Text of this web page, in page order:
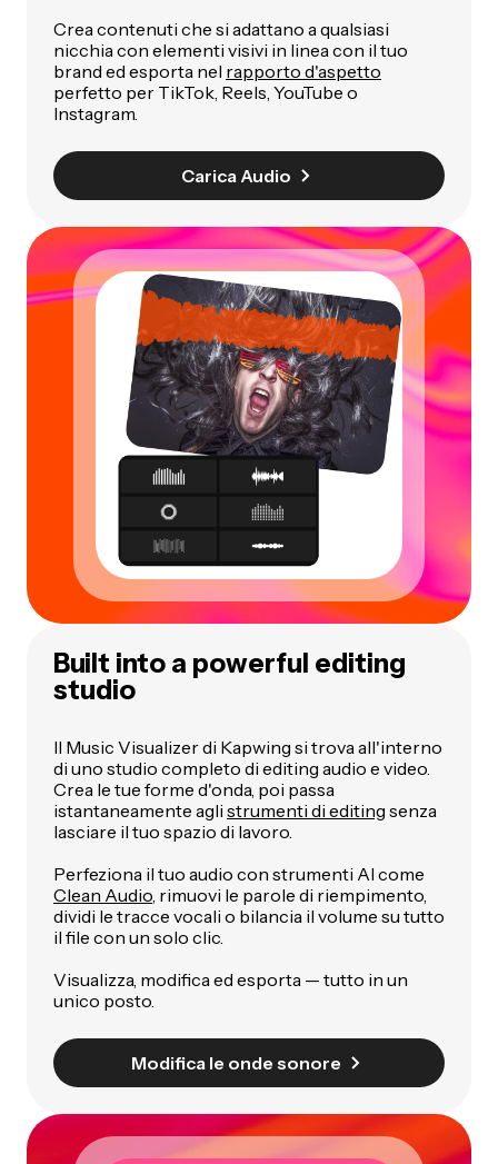
Crea contenuti che si adattano a qualsiasi
nicchia con elementi visivi in linea con il tuo
brand ed esporta nel rapporto d'aspetto
perfetto per TikTok, Reels, YouTube o
Instagram.
Carica Audio
Built into a powerful editing
studio
Il Music Visualizer di Kapwing si trova all'interno
di uno studio completo di editing audio e video.
Crea le tue forme d'onda, poi passa
istantaneamente agli strumenti di editing senza
lasciare il tuo spazio di lavoro.
Perfeziona il tuo audio con strumenti AI come
Clean Audio, rimuovi le parole di riempimento,
dividi le tracce vocali o bilancia il volume su tutto
il file con un solo clic.
Visualizza, modifica ed esporta — tutto in un
unico posto.
Modifica le onde sonore